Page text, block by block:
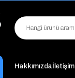
Hakkımızdaİletişim